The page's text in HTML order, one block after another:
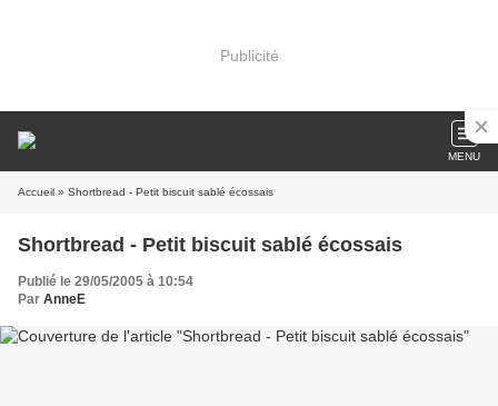
Publicité
MENU
Accueil » Shortbread - Petit biscuit sablé écossais
Shortbread - Petit biscuit sablé écossais
Publié le 29/05/2005 à 10:54
Par AnneE